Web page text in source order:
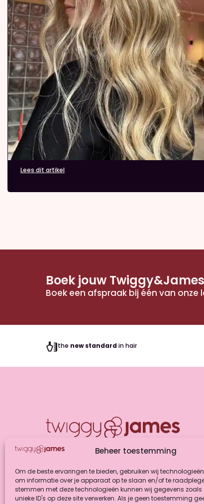
Beheer toestemming
Om de beste ervaringen te bieden, gebruiken wij
om informatie over je apparaat op te slaan en/of te
stemmen met deze technologieën kunnen wij gegevens
unieke ID's op deze site verwerken. Als je geen toestemming
Lees dit artikel
Boek jouw
Boek een afspraak bij één van
the new standardin hair
Colorbar Hairshop
@twiggyjames.colorbar